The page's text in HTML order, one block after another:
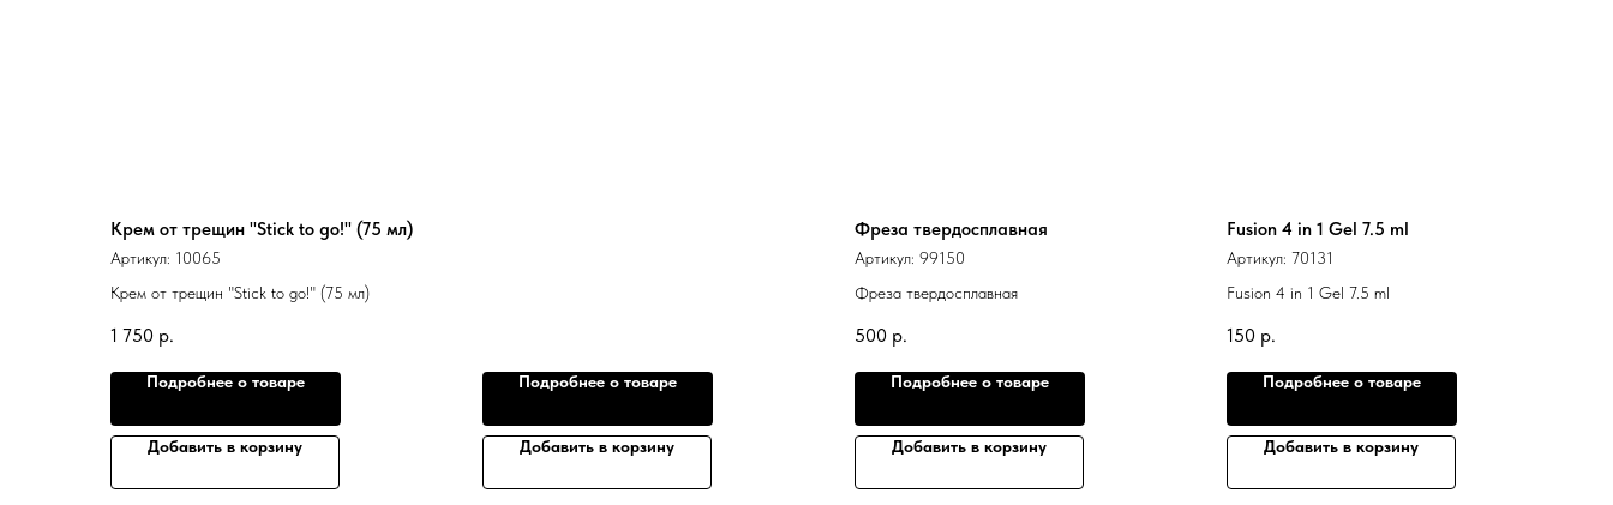
Крем от трещин "Stiсk to go!" (75 мл)
Артикул: 10065
Крем от трещин "Stiсk to go!" (75 мл)
1 750 р.
Подробнее о товаре
Добавить в корзину
Подробнее о товаре
Добавить в корзину
Фреза твердосплавная
Артикул: 99150
Фреза твердосплавная
500 р.
Подробнее о товаре
Добавить в корзину
Fusion 4 in 1 Gel 7.5 ml
Артикул: 70131
Fusion 4 in 1 Gel 7.5 ml
150 р.
Подробнее о товаре
Добавить в корзину